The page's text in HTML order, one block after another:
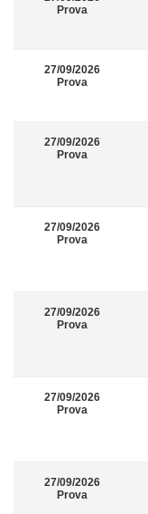
Prova
27/09/2026
Prova
27/09/2026
Prova
27/09/2026
Prova
27/09/2026
Prova
27/09/2026
Prova
27/09/2026
Prova